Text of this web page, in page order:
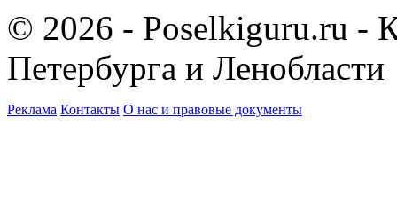
© 2026 - Poselkiguru.ru -
Петербурга и Ленобласти
Реклама Контакты О нас и правовые документы